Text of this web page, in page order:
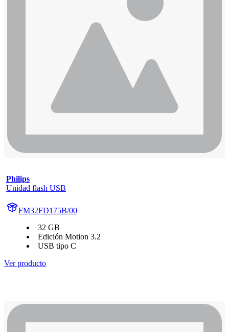
Philips
Unidad flash USB
FM32FD175B/00
32 GB
Edición Motion 3.2
USB tipo C
Ver producto